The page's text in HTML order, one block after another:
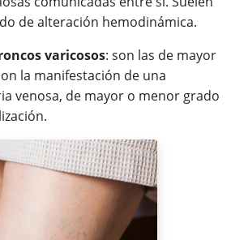
de alteración hemodinámica.
varicosos: son las de mayor
la manifestación de una
venosa, de mayor o menor grado